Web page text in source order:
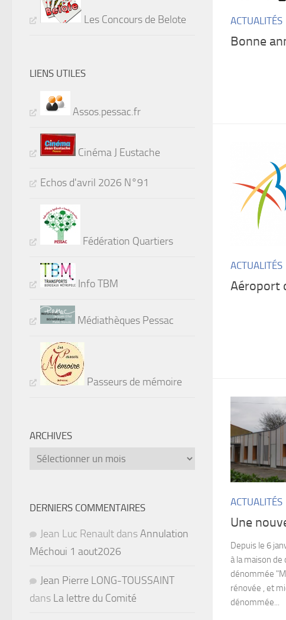
ACTUALITÉS
Bonne
ACTUALITÉS
Aéroport
ACTUALITÉS
Une
Depuis le 6
à la maison de
dénommée
rénovée , et
dénommée...
Les Concours de Belote
LIENS UTILES
Assos.pessac.fr
Cinéma J Eustache
Echos d'avril 2026 N°91
Fédération Quartiers
Info TBM
Médiathèques Pessac
Passeurs de mémoire
ARCHIVES
Archives
DERNIERS COMMENTAIRES
Jean Luc Renault dansAnnulation
Méchoui 1 aout2026
Jean Pierre LONG-TOUSSAINT
dans La lettre du Comité